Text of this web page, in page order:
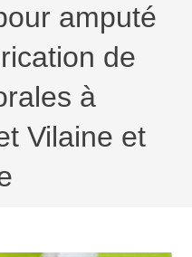
amputé
de
à
Vilaine et